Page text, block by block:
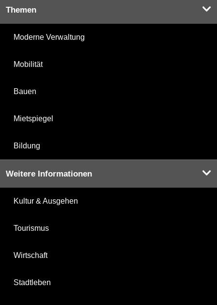
Themen
Moderne Verwaltung
Mobilität
Bauen
Mietspiegel
Bildung
Weitere Informationen
Kultur & Ausgehen
Tourismus
Wirtschaft
Stadtleben